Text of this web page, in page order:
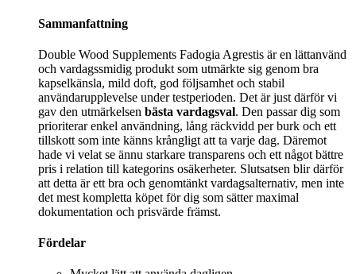
Sammanfattning
Double Wood Supplements Fadogia Agrestis är en lättanvänd
och vardagssmidig produkt som utmärkte sig genom bra
kapselkänsla, mild doft, god följsamhet och stabil
användarupplevelse under testperioden. Det är just därför vi
gav den utmärkelsen bästa vardagsval. Den passar dig som
prioriterar enkel användning, lång räckvidd per burk och ett
tillskott som inte känns krångligt att ta varje dag. Däremot
hade vi velat se ännu starkare transparens och ett något bättre
pris i relation till kategorins osäkerheter. Slutsatsen blir därför
att detta är ett bra och genomtänkt vardagsalternativ, men inte
det mest kompletta köpet för dig som sätter maximal
dokumentation och prisvärde främst.
Fördelar